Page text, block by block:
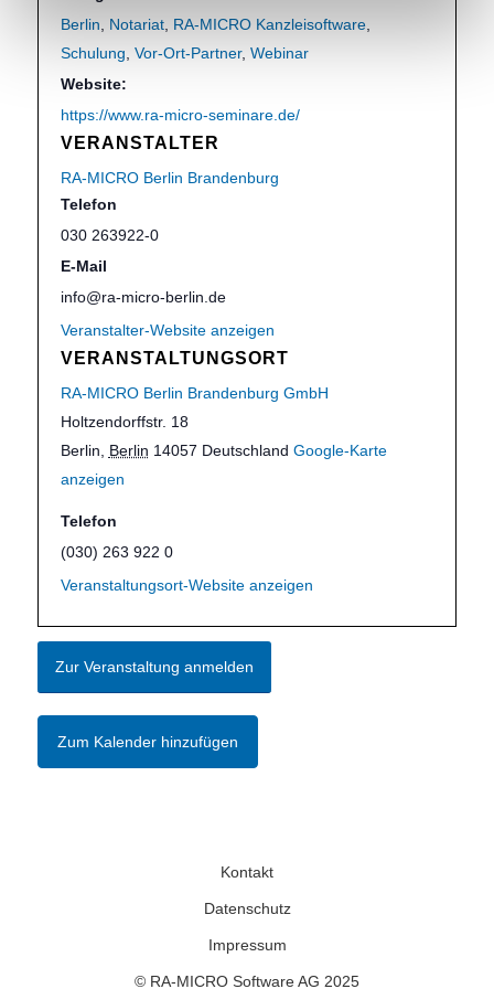
Berlin
Notariat, RA-MICRO Kanzleisoftware,
Schulung Vor-Ort-Partner, Webinar
Website:
https://www.ra-micro-seminare.de/
VERANSTALTUNGSORT
RA-MICRO Berlin Brandenburg GmbH
Holtzendorffstr. 18
Berlin
Berlin 14057 Deutschland Google-Karte
anzeigen
Telefon
(030) 263 922 0
Veranstaltungsort-Website anzeigen
VERANSTALTER
RA-MICRO Berlin Brandenburg
Telefon
030 263922-0
E-Mail
info@ra-micro-berlin.de
Veranstalter-Website anzeigen
Zur Veranstaltung anmelden
Zum Kalender hinzufügen
Kontakt
Datenschutz
Impressum
© RA-MICRO Software AG 2025